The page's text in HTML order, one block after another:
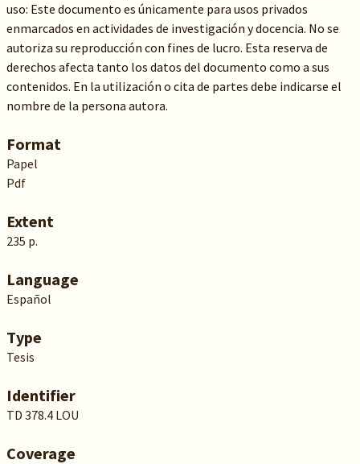
uso: Este documento es únicamente para usos privados
enmarcados en actividades de investigación y docencia. No se
autoriza su reproducción con fines de lucro. Esta reserva de
derechos afecta tanto los datos del documento como a sus
contenidos. En la utilización o cita de partes debe indicarse el
nombre de la persona autora.
Format
Papel
Pdf
Extent
235 p.
Language
Español
Type
Tesis
Identifier
TD 378.4 LOU
Coverage